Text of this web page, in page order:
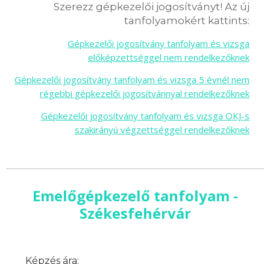
Szerezz gépkezelői jogosítványt! Az új
tanfolyamokért kattints:
Gépkezelői jogosítvány tanfolyam és vizsga
előképzettséggel nem rendelkezőknek
Gépkezelői jogosítvány tanfolyam és vizsga 5 évnél nem
régebbi gépkezelői jogosítvánnyal rendelkezőknek
Gépkezelői jogosítvány tanfolyam és vizsga OKJ-s
szakirányú végzettséggel rendelkezőknek
Emelőgépkezelő tanfolyam -
Székesfehérvár
Képzés ára: